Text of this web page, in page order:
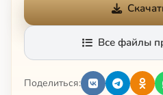
Все файлы
Поделиться: